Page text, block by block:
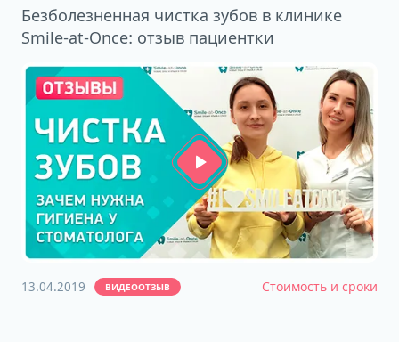
Безболезненная чистка зубов в клинике
Smile-at-Once: отзыв пациентки
13.04.2019 ВИДЕООТЗЫВ Стоимость и сроки